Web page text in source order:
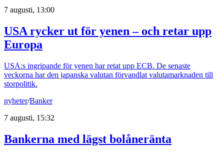
7 augusti, 13:00
USA rycker ut för yenen – och retar upp
Europa
USA:s ingripande för yenen har retat upp ECB. De senaste
veckorna har den japanska valutan förvandlat valutamarknaden till
storpolitik.
nyheter/Banker
7 augusti, 15:32
Bankerna med lägst bolåneränta